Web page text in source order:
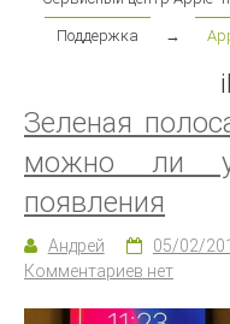
Поддержка
→
Зеленая
можно ли
появления
Андрей 05/02/
Комментариев нет